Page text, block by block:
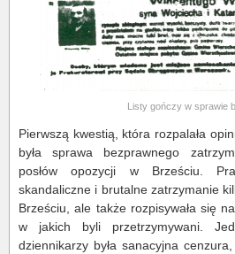
Listy gończy w sprawie
Pierwszą kwestią, która rozpalała
była sprawa bezprawnego
posłów opozycji w Brześciu.
skandaliczne i brutalne zatrzymanie
Brześciu, ale także rozpisywała się
w jakich byli przetrzymywani.
dziennikarzy była sanacyjna